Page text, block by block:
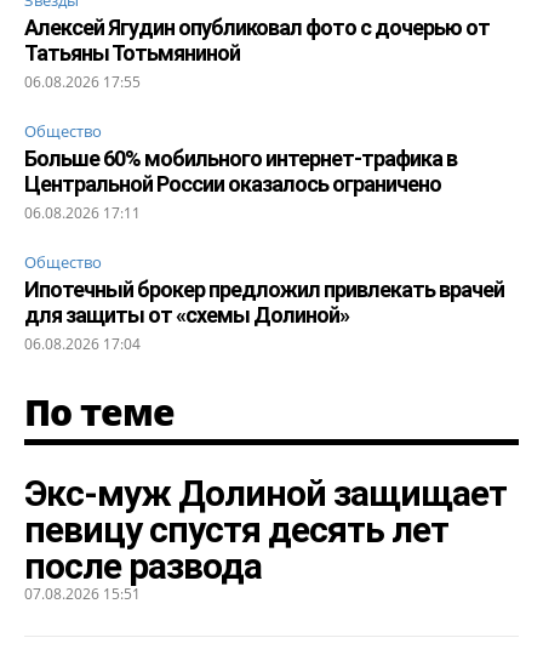
Алексей Ягудин опубликовал фото с дочерью от
Татьяны Тотьмяниной
06.08.2026 17:55
Общество
Больше 60% мобильного интернет-трафика в
Центральной России оказалось ограничено
06.08.2026 17:11
Общество
Ипотечный брокер предложил привлекать врачей
для защиты от «схемы Долиной»
06.08.2026 17:04
По теме
Экс-муж Долиной защищает
певицу спустя десять лет
после развода
07.08.2026 15:51